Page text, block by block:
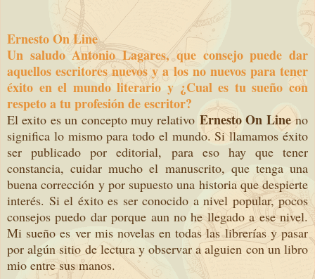
Ernesto On Line
Un saludo Antonio Lagares, que consejo puede dar
aquellos escritores nuevos y a los no nuevos para tener
éxito en el mundo literario y ¿Cual es tu sueño con
respeto a tu profesión de escritor?
El exito es un concepto muy relativo Ernesto On Lineno
significa lo mismo para todo el mundo. Si llamamos éxito
ser publicado por editorial, para eso hay que tener
constancia, cuidar mucho el manuscrito, que tenga una
buena corrección y por supuesto una historia que despierte
interés. Si el éxito es ser conocido a nivel popular, pocos
consejos puedo dar porque aun no he llegado a ese nivel.
Mi sueño es ver mis novelas en todas las librerías y pasar
por algún sitio de lectura y observar a alguien con un libro
mio entre sus manos.